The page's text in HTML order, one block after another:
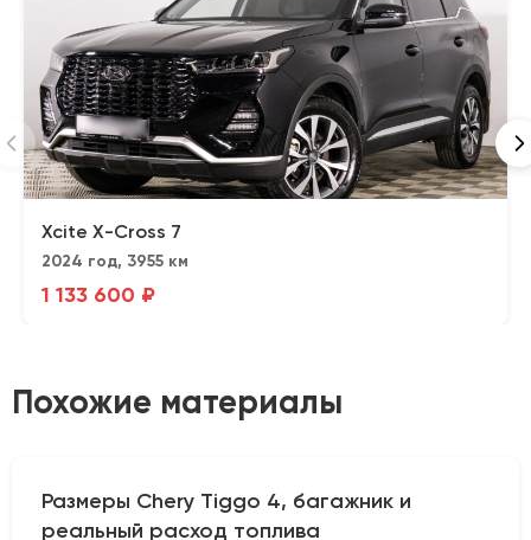
Xcite X-Cross 7
2024 год, 3955 км
1 133 600 ₽
Похожие материалы
Размеры Chery Tiggo 4, багажник и
реальный расход топлива